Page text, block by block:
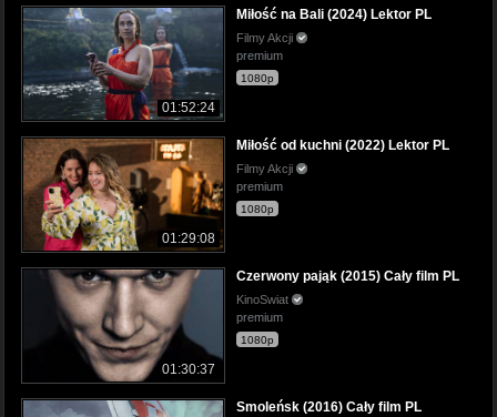
01:52:24
Miłość na Bali (2024) Lektor PL
Filmy Akcji
premium
1080p
01:29:08
Miłość od kuchni (2022) Lektor PL
Filmy Akcji
premium
1080p
01:30:37
Czerwony pająk (2015) Cały film PL
KinoSwiat
premium
1080p
Smoleńsk (2016) Cały film PL